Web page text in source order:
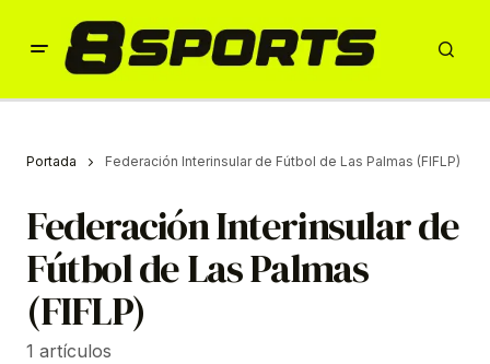
Portada Federación Interinsular de Fútbol de Las Palmas (FIFLP)
Federación Interinsular de
Fútbol de Las Palmas
(FIFLP)
1 artículos